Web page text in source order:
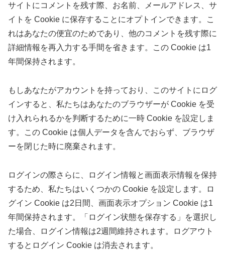
サイトにコメントを残す際、お名前、メールアドレス、サ
イトを Cookie に保存することにオプトインできます。こ
れはあなたの便宜のためであり、他のコメントを残す際に
詳細情報を再入力する手間を省きます。この Cookie は1
年間保持されます。
もしあなたがアカウントを持っており、このサイトにログ
インすると、私たちはあなたのブラウザーが Cookie を受
け入れられるかを判断するために一時 Cookie を設定しま
す。この Cookie は個人データを含んでおらず、ブラウザ
ーを閉じた時に廃棄されます。
ログインの際さらに、ログイン情報と画面表示情報を保持
するため、私たちはいくつかの Cookie を設定します。ロ
グイン Cookie は2日間、画面表示オプション Cookie は1
年間保持されます。「ログイン状態を保存する」を選択し
た場合、ログイン情報は2週間維持されます。ログアウト
するとログイン Cookie は消去されます。